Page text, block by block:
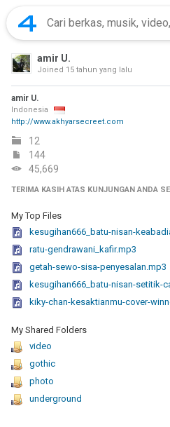
amir U.
Joined 15 tahun yang lalu
amir U.
Indonesia
http://www.akhyarsecreet.com
12
144
45,669
TERIMA KASIH ATAS KUNJUNGAN ANDA
My Top Files
kesugihan666_batu-nisan-
ratu-gendrawani_kafir.mp3
getah-sewo-sisa-penyesalan.mp3
kesugihan666_batu-nisan-setitik-
kiky-chan-kesaktianmu-cover-
My Shared Folders
video
gothic
photo
underground